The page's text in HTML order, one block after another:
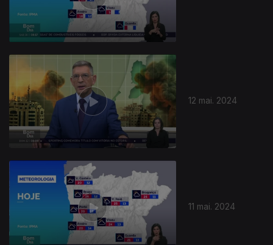
12 mai. 2024
11 mai. 2024